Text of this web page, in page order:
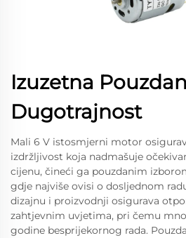
Izuzetna
Dugotrajnost
Mali 6 V istosmjerni motor
izdržljivost koja nadmašuje
cijenu, čineći ga pouzdanim
gdje najviše ovisi o dosljednom
dizajnu i proizvodnji osigurava
zahtjevnim uvjetima, pri čemu
godine besprijekornog rada.